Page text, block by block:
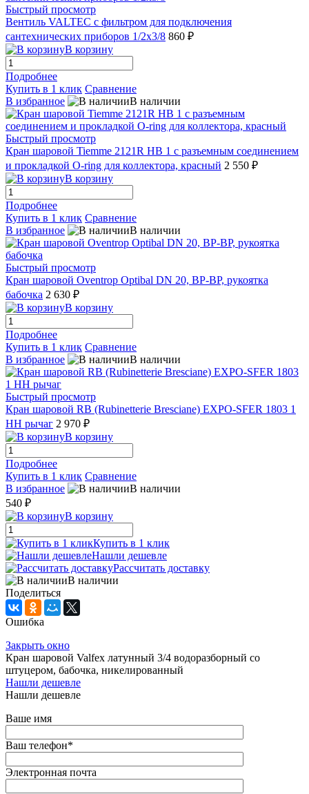
Быстрый просмотр
Вентиль VALTEC с фильтром для подключения
сантехнических приборов 1/2х3/8 860 ₽
В корзину
Подробнее
Купить в 1 клик Сравнение
В избранное
В наличии
Быстрый просмотр
Кран шаровой Tiemme 2121R НВ 1 с разъемным соединением
и прокладкой О-ring для коллектора, красный 2 550 ₽
В корзину
Подробнее
Купить в 1 клик Сравнение
В избранное
В наличии
Быстрый просмотр
Кран шаровой Oventrop Optibal DN 20, ВР-ВР, рукоятка
бабочка 2 630 ₽
В корзину
Подробнее
Купить в 1 клик Сравнение
В избранное
В наличии
Быстрый просмотр
Кран шаровой RB (Rubinetterie Bresciane) EXPO-SFER 1803 1
НН рычаг 2 970 ₽
В корзину
Подробнее
Купить в 1 клик Сравнение
В избранное
В наличии
540 ₽
В корзину
Купить в 1 клик
Нашли дешевле
Рассчитать доставку
В наличии
Поделиться
Ошибка
Закрыть окно
Кран шаровой Valfex латунный 3/4 водоразборный со
штуцером, бабочка, никелированный
Нашли дешевле
Нашли дешевле
Ваше имя
Ваш телефон*
Электронная почта